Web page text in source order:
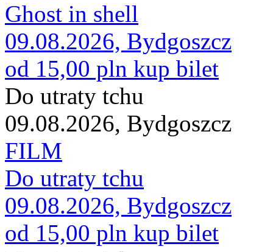
Ghost in shell
09.08.2026, Bydgoszcz
od 15,00 pln kup bilet
Do utraty tchu
09.08.2026, Bydgoszcz
FILM
Do utraty tchu
09.08.2026, Bydgoszcz
od 15,00 pln kup bilet